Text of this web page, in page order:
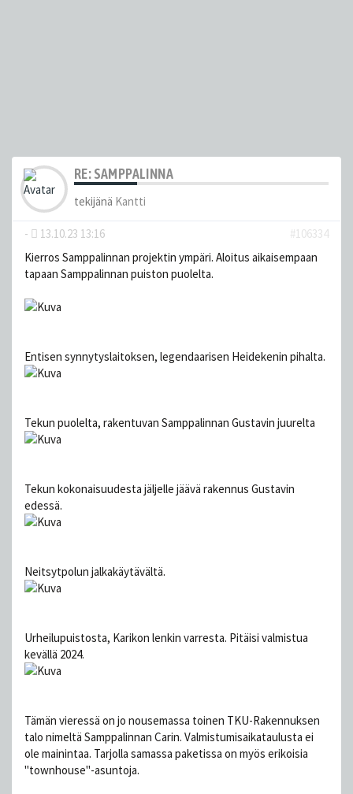
RE: SAMPPALINNA
tekijänä Kantti
- 13.10.23 13:16
#106334
Kierros Samppalinnan projektin ympäri. Aloitus aikaisempaan
tapaan Samppalinnan puiston puolelta.
Entisen synnytyslaitoksen, legendaarisen Heidekenin pihalta.
Tekun puolelta, rakentuvan Samppalinnan Gustavin juurelta
Tekun kokonaisuudesta jäljelle jäävä rakennus Gustavin
edessä.
Neitsytpolun jalkakäytävältä.
Urheilupuistosta, Karikon lenkin varresta. Pitäisi valmistua
kevällä 2024.
Tämän vieressä on jo nousemassa toinen TKU-Rakennuksen
talo nimeltä Samppalinnan Carin. Valmistumisaikataulusta ei
ole mainintaa. Tarjolla samassa paketissa on myös erikoisia
"townhouse"-asuntoja.